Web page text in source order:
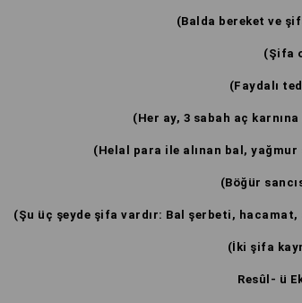
(Balda bereket ve
(Şifa
(Faydalı
(Her ay, 3 sabah aç
(Helal para ile alınan bal, yağmur
(Böğür
(Şu üç şeyde şifa vardır: Bal şerbeti,
(İki şifa
Resûl- ü